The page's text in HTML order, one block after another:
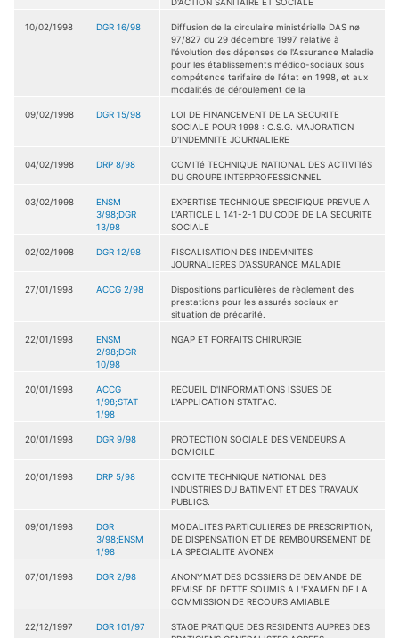
10/02/1998 DGR 16/98
Diffusion de la circulaire ministérielle DAS nø
97/827 du 29 décembre 1997 relative à
l'évolution des dépenses de l'Assurance Maladie
pour les établissements médico-sociaux sous
compétence tarifaire de l'état en 1998, et aux
modalités de déroulement de la
09/02/1998 DGR 15/98
LOI DE FINANCEMENT DE LA SECURITE
SOCIALE POUR 1998 : C.S.G. MAJORATION
D'INDEMNITE JOURNALIERE
04/02/1998 DRP 8/98
COMITé TECHNIQUE NATIONAL DES ACTIVITéS
DU GROUPE INTERPROFESSIONNEL
03/02/1998
ENSM
3/98;DGR
13/98
EXPERTISE TECHNIQUE SPECIFIQUE PREVUE A
L'ARTICLE L 141-2-1 DU CODE DE LA SECURITE
SOCIALE
02/02/1998 DGR 12/98
FISCALISATION DES INDEMNITES
JOURNALIERES D'ASSURANCE MALADIE
27/01/1998 ACCG 2/98
Dispositions particulières de règlement des
prestations pour les assurés sociaux en
situation de précarité.
22/01/1998
ENSM
2/98;DGR
10/98
NGAP ET FORFAITS CHIRURGIE
20/01/1998
ACCG
1/98;STAT
1/98
RECUEIL D'INFORMATIONS ISSUES DE
L'APPLICATION STATFAC.
20/01/1998 DGR 9/98
PROTECTION SOCIALE DES VENDEURS A
DOMICILE
20/01/1998 DRP 5/98
COMITE TECHNIQUE NATIONAL DES
INDUSTRIES DU BATIMENT ET DES TRAVAUX
PUBLICS.
09/01/1998
DGR
3/98;ENSM
1/98
MODALITES PARTICULIERES DE PRESCRIPTION,
DE DISPENSATION ET DE REMBOURSEMENT DE
LA SPECIALITE AVONEX
07/01/1998 DGR 2/98
ANONYMAT DES DOSSIERS DE DEMANDE DE
REMISE DE DETTE SOUMIS A L'EXAMEN DE LA
COMMISSION DE RECOURS AMIABLE
22/12/1997 DGR 101/97
STAGE PRATIQUE DES RESIDENTS AUPRES DES